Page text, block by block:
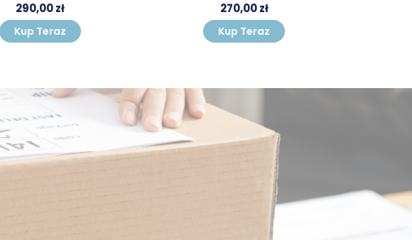
290,00 zł
Kup Teraz
270,00 zł
Kup Teraz